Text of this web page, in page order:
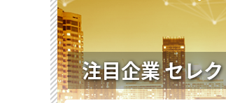
注目企業 セレ